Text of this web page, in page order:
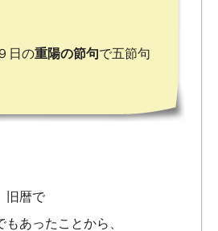
日の重陽の節句で五節句
旧暦で
あったことから、